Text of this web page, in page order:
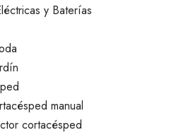
y Baterías
manual
cortacésped